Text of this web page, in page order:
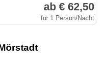
ab € 62,50
für 1 Person/Nacht